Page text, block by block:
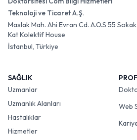
Teknoloji ve Ticaret A.Ş.
Maslak Mah. Ahi Evran Cd. A.O.S 55
Kat Kolektif House
İstanbul, Türkiye
SAĞLIK
Uzmanlar
Uzmanlık Alanları
Hastalıklar
Hizmetler
Web